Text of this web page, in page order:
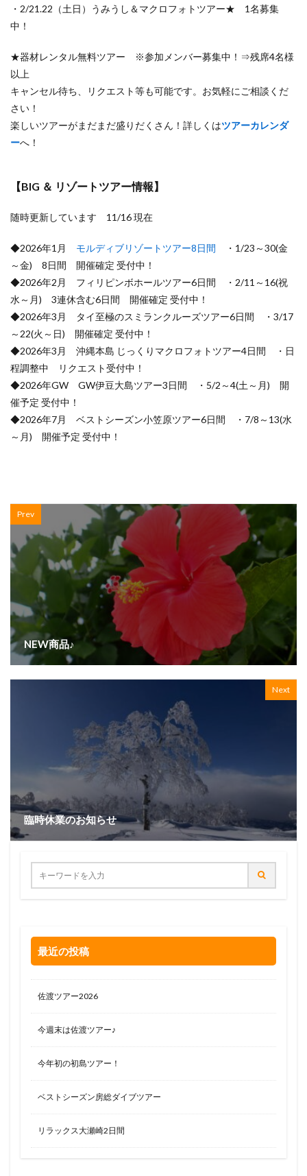
・2/21.22（土日）うみうし＆マクロフォトツアー★ 1名募集
中！
★器材レンタル無料ツアー ※参加メンバー募集中！⇒残席4名様
以上
キャンセル待ち、リクエスト等も可能です。お気軽にご相談くだ
さい！
楽しいツアーがまだまだ盛りだくさん！詳しくはツアーカレンダ
ーへ！
【BIG ＆ リゾートツアー情報】
随時更新しています 11/16 現在
◆2026年1月 モルディブリゾートツアー8日間 ・1/23～30(金
～金) 8日間 開催確定 受付中！
◆2026年2月 フィリピンボホールツアー6日間 ・2/11～16(祝
水～月) 3連休含む6日間 開催確定 受付中！
◆2026年3月 タイ至極のスミランクルーズツアー6日間 ・3/17
～22(火～日) 開催確定 受付中！
◆2026年3月 沖縄本島 じっくりマクロフォトツアー4日間 ・日
程調整中 リクエスト受付中！
◆2026年GW GW伊豆大島ツアー3日間 ・5/2～4(土～月) 開
催予定 受付中！
◆2026年7月 ベストシーズン小笠原ツアー6日間 ・7/8～13(水
～月) 開催予定 受付中！
Prev
NEW商品♪
Next
臨時休業のお知らせ
最近の投稿
佐渡ツアー2026
今週末は佐渡ツアー♪
今年初の初島ツアー！
ベストシーズン房総ダイブツアー
リラックス大瀬崎2日間